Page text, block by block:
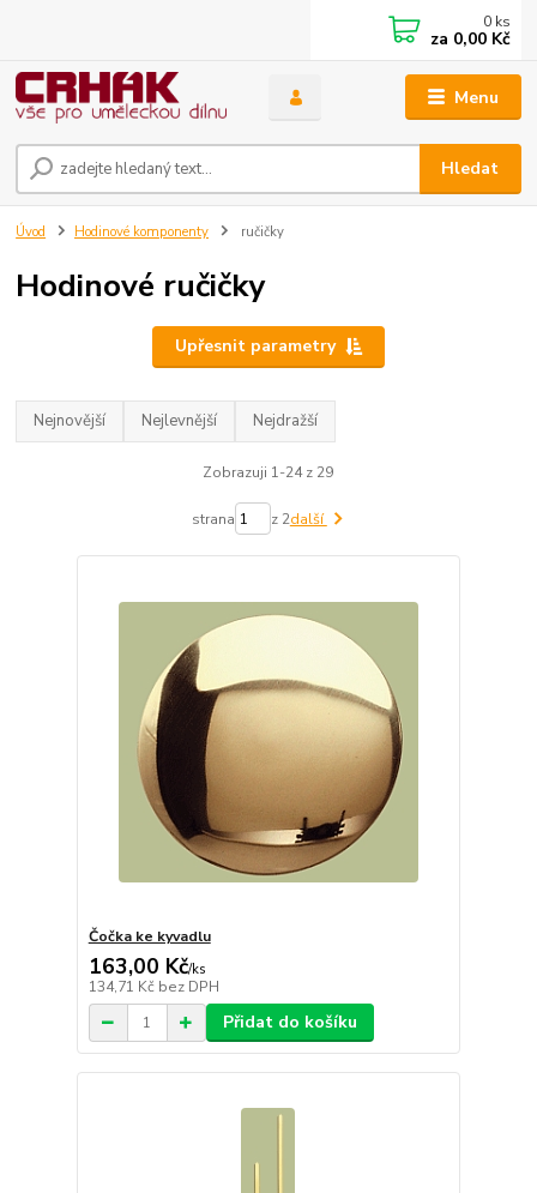
Menu
Hledat
0 ks
za 0,00 Kč
Úvod Hodinové komponenty ručičky
Hodinové ručičky
Upřesnit parametry
Nejnovější Nejlevnější Nejdražší
Zobrazuji 1-24 z 29
strana z 2další
Čočka ke kyvadlu
163,00 Kč/ks
134,71 Kč bez DPH
Přidat do košíku